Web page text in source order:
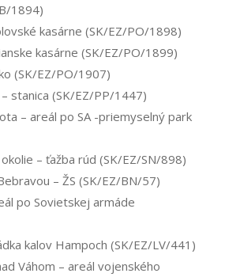
1894)
kasárne (SK/EZ/PO/1898)
kasárne (SK/EZ/PO/1899)
(SK/EZ/PO/1907)
stanica (SK/EZ/PP/1447)
– areál po SA -priemyselný park
– ťažba rúd (SK/EZ/SN/898)
– ŽS (SK/EZ/BN/57)
po Sovietskej armáde
kalov Hampoch (SK/EZ/LV/441)
Váhom – areál vojenského